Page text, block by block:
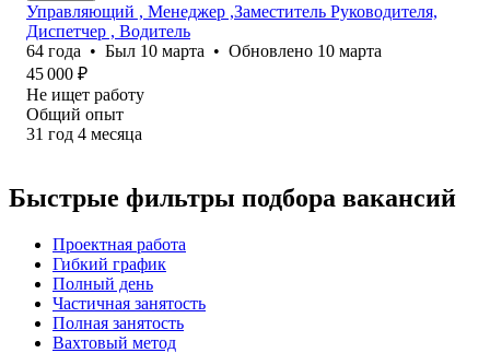
Управляющий , Менеджер ,Заместитель Руководителя,
Диспетчер , Водитель
64 года • Был 10 марта • Обновлено 10 марта
45 000 ₽
Не ищет работу
Общий опыт
31 год 4 месяца
Быстрые фильтры подбора вакансий
Проектная работа
Гибкий график
Полный день
Частичная занятость
Полная занятость
Вахтовый метод